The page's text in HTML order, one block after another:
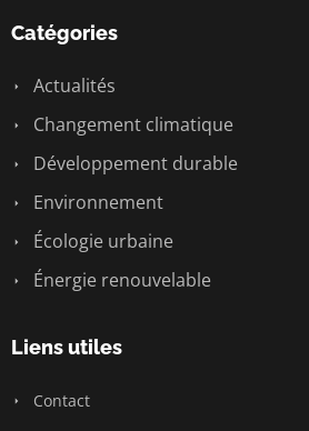
Catégories
Actualités
Changement climatique
Développement durable
Environnement
Écologie urbaine
Énergie renouvelable
Liens utiles
Contact